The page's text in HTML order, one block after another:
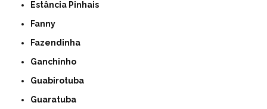
Estância Pinhais
Fanny
Fazendinha
Ganchinho
Guabirotuba
Guaratuba